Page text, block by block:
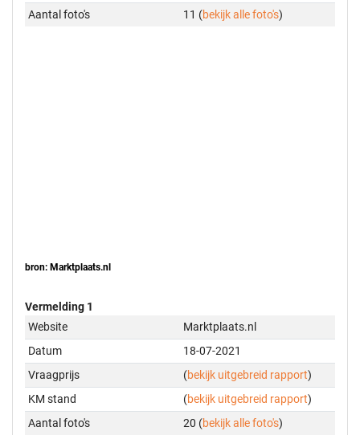
Aantal foto's
11 (bekijk alle foto's)
bron: Marktplaats.nl
Vermelding 1
Website
Marktplaats.nl
Datum
18-07-2021
Vraagprijs
(bekijk uitgebreid rapport)
KM stand
(bekijk uitgebreid rapport)
Aantal foto's
20 (bekijk alle foto's)